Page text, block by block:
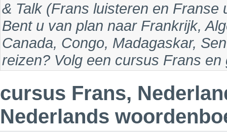
& Talk (Frans luisteren en Franse
Bent u van plan naar Frankrijk,
Canada, Congo, Madagaskar,
reizen? Volg een cursus Frans
cursus Frans,
Nederlands